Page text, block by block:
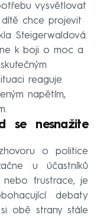
vysvětlovat
chce projevit
Steigerwaldová.
k boji o moc a
reaguje
napětím,
se nesnažíte
o politice
u účastníků
frustrace, je
debaty
obě strany stále